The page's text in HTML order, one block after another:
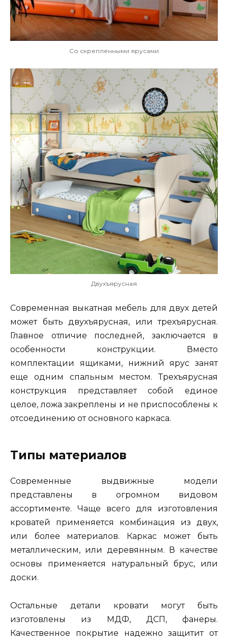
Со скрепленными ярусами
Двухъярусная
Современная выкатная мебель для двух детей
может быть двухъярусная, или трехъярусная.
Главное отличие последней, заключается в
особенности конструкции. Вместо
комплектации ящиками, нижний ярус занят
еще одним спальным местом. Трехъярусная
конструкция представляет собой единое
целое, ложа закреплены и не приспособлены к
отсоединению от основного каркаса.
Типы материалов
Современные выдвижные модели
представлены в огромном видовом
ассортименте. Чаще всего для изготовления
кроватей применяется комбинация из двух,
или более материалов. Каркас может быть
металлическим, или деревянным. В качестве
основы применяется натуральный брус, или
доски.
Остальные детали кровати могут быть
изготовлены из МДФ, ДСП, фанеры.
Качественное покрытие надежно защитит от